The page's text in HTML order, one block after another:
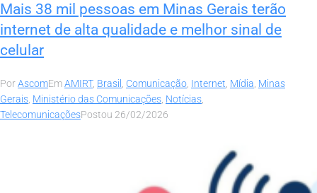
Mais 38 mil pessoas em Minas Gerais terão
internet de alta qualidade e melhor sinal de
celular
PorAscomEmAMIRT, Brasil , Comunicação, Internet, Mídia, Minas
Gerais, Ministério das Comunicações, Notícias,
TelecomunicaçõesPostou 26/02/2026